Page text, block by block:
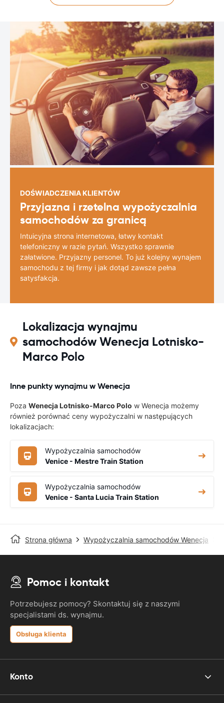
DOŚWIADCZENIA KLIENTÓW
Przyjazna i rzetelna wypożyczalnia
samochodów za granicą
Intuicyjna strona internetowa, łatwy kontakt
telefoniczny w razie pytań. Wszystko sprawnie
załatwione. Przyjazny personel. To już kolejny wynajem
samochodu z tej firmy i jak dotąd zawsze pełna
satysfakcja.
Lokalizacja wynajmu
samochodów Wenecja Lotnisko-
Marco Polo
Inne punkty wynajmu w Wenecja
Poza Wenecja Lotnisko-Marco Polo w Wenecja możemy
również porównać ceny wypożyczalni w następujących
lokalizacjach:
Wypożyczalnia samochodów
Venice - Mestre Train Station
Wypożyczalnia samochodów
Venice - Santa Lucia Train Station
Strona główna Wypożyczalnia samochodów Wenecja
Pomoc i kontakt
Potrzebujesz pomocy? Skontaktuj się z naszymi
specjalistami ds. wynajmu.
Obsługa klienta
Konto